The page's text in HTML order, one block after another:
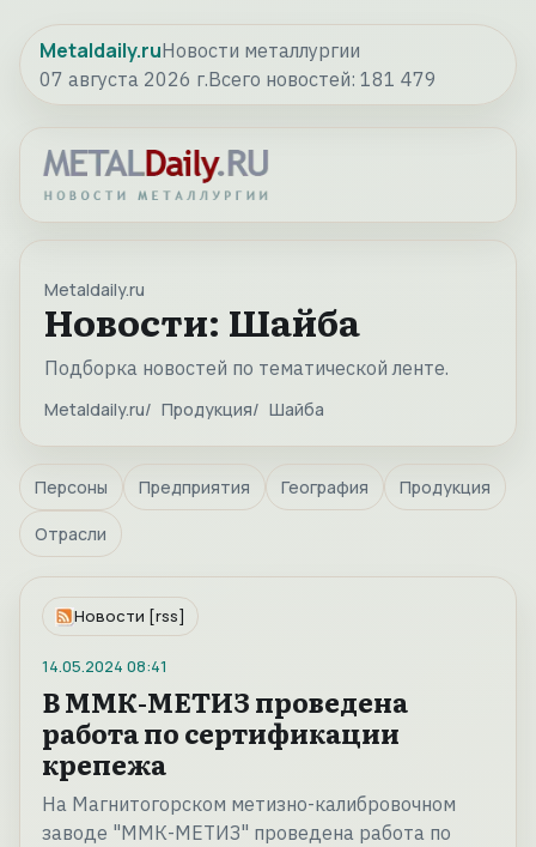
Metaldaily.ruНовости металлургии
07 августа 2026 г.Всего новостей: 181 479
Metaldaily.ru
Новости: Шайба
Подборка новостей по тематической ленте.
Metaldaily.ru Продукция Шайба
Персоны Предприятия География Продукция
Отрасли
Новости [rss]
14.05.2024 08:41
В ММК-МЕТИЗ проведена
работа по сертификации
крепежа
На Магнитогорском метизно-калибровочном
заводе "ММК-МЕТИЗ" проведена работа по